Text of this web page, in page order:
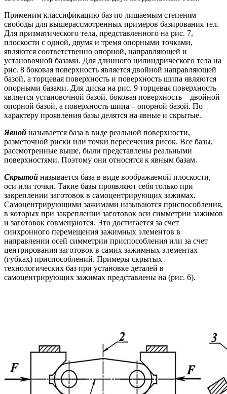
Применим классификацию баз по лишаемым степеням
свободы для вышерассмотренных примеров базирования тел.
Для призматического тела, представленного на рис. 7,
плоскости с одной, двумя и тремя опорными точками,
являются соответственно опорной, направляющей и
установочной базами. Для длинного цилиндрического тела на
рис. 8 боковая поверхность является двойной направляющей
базой, а торцевая поверхность и поверхность шипа являются
опорными базами. Для диска на рис. 9 торцевая поверхность
является установочной базой, боковая поверхность – двойной
опорной базой, а поверхность шипа – опорной базой. По
характеру проявления базы делятся на явные и скрытые.
Явной называется база в виде реальной поверхности,
разметочной риски или точки пересечения рисок. Все базы,
рассмотренные выше, были представлены реальными
поверхностями. Поэтому они относятся к явным базам.
Скрытой называется база в виде воображаемой плоскости,
оси или точки. Такие базы проявляют себя только при
закреплении заготовок в самоцентрирующих зажимах.
Самоцентрирующими зажимами называются приспособления,
в которых при закреплении заготовок оси симметрии зажимов
и заготовок совмещаются. Это достигается за счет
синхронного перемещения зажимных элементов в
направлении осей симметрии приспособления или за счет
центрирования заготовок в самих зажимных элементах
(губках) приспособлений. Примеры скрытых
технологических баз при установке деталей в
самоцентрирующих зажимах представлены на (рис. 6).